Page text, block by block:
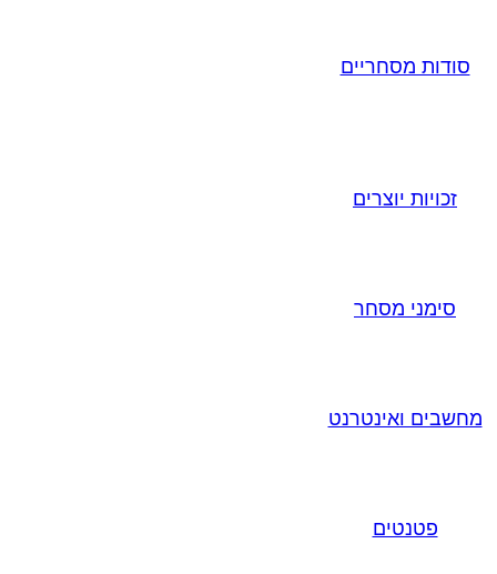
סודות מסחריים
זכויות יוצרים
סימני מסחר
מחשבים ואינטרנט
פטנטים